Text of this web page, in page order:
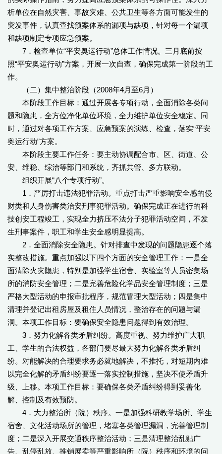
析单位在自然灾害、事故灾难、公共卫生等各方面可能发生的
突发事件，认真查找预案体系的漏项与缺项，针对每一个漏项
和缺项制定专项应急预案。
7．检查单位“平安奥运行动”总体工作情况。三月底前按
照“平安奥运行动”方案，开展一次自查，确保完成第一阶段的工
作。
（二）集中整治阶段（2008年4月至6月）
本阶段工作目标：通过开展各专项行动，全面消除各类问
题和隐患，全方位净化单位环境，全力维护单位安全稳定。同
时，通过对各项工作方案、应急预案的演练、检查，落实“平安
奥运行动”方案。
本阶段主要工作任务：要主动协调配合市、区、街道、公
安、维稳、综治等部门和系统，齐抓共管、多方联动。
组织开展“八个专项行动”。
1．严厉打击违法犯罪活动。重点打击严重影响安全感的侵
财类和人身伤害类治安刑事犯罪活动。确保完成正在进行的科
技创安工程竣工，实现全力挤压不法分子犯罪活动空间，不发
生刑事案件，职工和学生安全感明显提高。
2．全面消除安全隐患。针对排查中发现的问题隐患逐个落
实整改措施。重点加强以下四个方面的安全管理工作：一是全
面清除火灾隐患，特别是加强学生宿舍、实验室等人员密集场
所的消防安全管理；二是完善危险化学品安全管理制度；三是
严格大型活动的申报审批程序，规范管理大型活动；四是集中
清理并登记出租房屋及租住人员情况，整治存在的问题与漏
洞。本项工作目标：要确保安全隐患问题得到有效治理。
3．努力化解各类矛盾纠纷。高度重视、努力维护广大职
工、学生的合法权益，各部门要尽最大努力化解各类矛盾纠
纷。对能解决的合理要求务必就地解决，不推托，对短期内难
以完全化解的矛盾纠纷要逐一落实控制措施，坚决不使矛盾升
级、上移。本项工作目标：要确保各类矛盾纠纷得到妥善化
解、控制及有效预防。
4．大力整治所（院）秩序。一是加强科研教学场所、学生
宿舍、文化活动场所的管理，堵塞各类管理漏洞，完善管理制
度；二是深入开展交通秩序整治活动；三是清理整治乱贴广
告、乱停乱放、推销展卖等严重影响所（院）秩序和环境的问